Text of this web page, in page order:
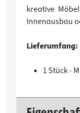
kreative
Innenausbau
Lieferumfang:
1 Stück -